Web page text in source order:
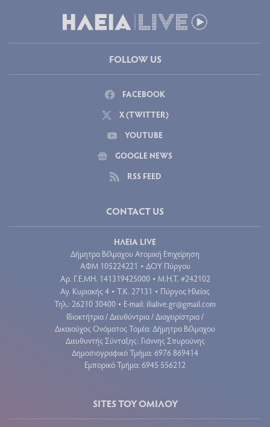
FOLLOW US
FACEBOOK
X (TWITTER)
YOUTUBE
GOOGLE NEWS
RSS FEED
CONTACT US
ΗΛΕΙΑ LIVE
Δήμητρα Βέλμαχου Ατομική Επιχείρηση
ΑΦΜ 105224221 • ΔΟΥ Πύργου
Aρ. Γ.Ε.ΜΗ. 141319425000 • Μ.Η.Τ. #242102
Αγ. Κυριακής 4 • Τ.Κ. 27131 • Πύργος Ηλείας
Τηλ.: 26210 30400 • E-mail: ilialive.gr@gmail.com
Ιδιοκτήτρια / Διευθύντρια / Διαχειρίστρια /
Δικαιούχος Ονόματος Τομέα: Δήμητρα Βέλμαχου
Διευθυντής Σύνταξης: Γιάννης Σπυρούνης
Δημοσιογραφικό Τμήμα: 6976 869414
Εμπορικό Τμήμα: 6945 556212
SITES ΤΟΥ ΟΜΙΛΟΥ